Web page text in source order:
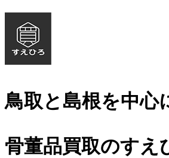
鳥取と島根を中心
骨董品買取のすえ